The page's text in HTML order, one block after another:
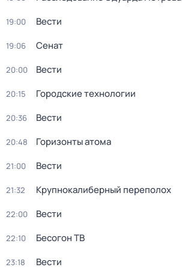
19:00 Вести
19:06 Сенат
20:00 Вести
20:15 Городские технологии
20:36 Вести
20:48 Горизонты атома
21:00 Вести
21:32 Крупнокалиберный переполох
22:00 Вести
22:10 Бесогон ТВ
23:18 Вести